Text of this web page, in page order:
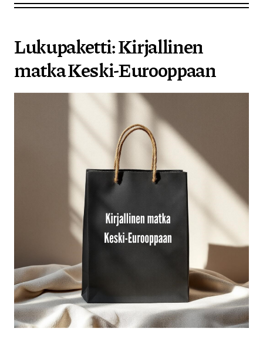
Lukupaketti: Kirjallinen
matka Keski-Eurooppaan